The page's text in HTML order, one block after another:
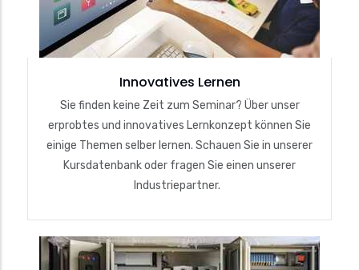
Innovatives Lernen
Sie finden keine Zeit zum Seminar? Über unser
erprobtes und innovatives Lernkonzept können Sie
einige Themen selber lernen. Schauen Sie in unserer
Kursdatenbank oder fragen Sie einen unserer
Industriepartner.